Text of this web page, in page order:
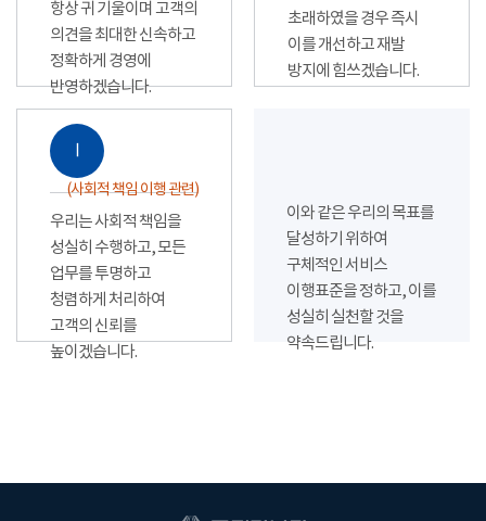
항상 귀 기울이며 고객의
의견을 최대한 신속하고
정확하게 경영에
반영하겠습니다.
초래하였을 경우 즉시
이를 개선하고 재발
방지에 힘쓰겠습니다.
Ⅰ
(사회적 책임 이행 관련)
우리는 사회적 책임을
성실히 수행하고, 모든
업무를 투명하고
청렴하게 처리하여
고객의 신뢰를
높이겠습니다.
이와 같은 우리의 목표를
달성하기 위하여
구체적인 서비스
이행표준을 정하고, 이를
성실히 실천할 것을
약속드립니다.